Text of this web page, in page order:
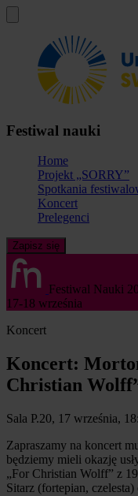
Festiwal nauki
Home
Projekt „SORRY”
Spotkania
Koncert
Prelegenci
Zapisz się
Festiwal Nauki
17-18 września
Koncert
Koncert:
Christian
Sala P.20, 17 września,
Zapraszamy na koncert
będziemy mieli okazję
„For Christian Wolff” z
Sitarz (fortepian,